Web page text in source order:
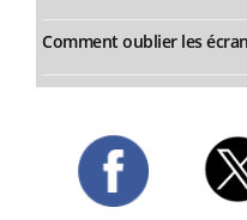
Comment oublier les